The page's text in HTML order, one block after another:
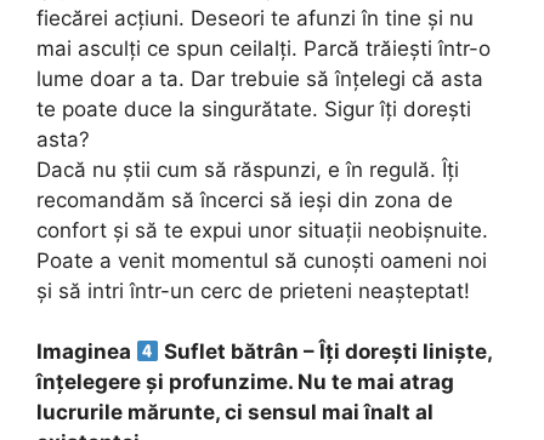
fiecărei acțiuni. Deseori te afunzi în tine și nu
mai asculți ce spun ceilalți. Parcă trăiești într-o
lume doar a ta. Dar trebuie să înțelegi că asta
te poate duce la singurătate. Sigur îți dorești
asta?
Dacă nu știi cum să răspunzi, e în regulă. Îți
recomandăm să încerci să ieși din zona de
confort și să te expui unor situații neobișnuite.
Poate a venit momentul să cunoști oameni noi
și să intri într-un cerc de prieteni neașteptat!
Imaginea
Suflet bătrân – Îți dorești liniște,
înțelegere și profunzime. Nu te mai atrag
lucrurile mărunte, ci sensul mai înalt al